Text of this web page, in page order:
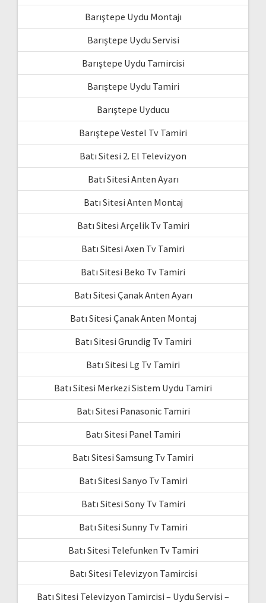
Barıştepe Uydu Montajı
Barıştepe Uydu Servisi
Barıştepe Uydu Tamircisi
Barıştepe Uydu Tamiri
Barıştepe Uyducu
Barıştepe Vestel Tv Tamiri
Batı Sitesi 2. El Televizyon
Batı Sitesi Anten Ayarı
Batı Sitesi Anten Montaj
Batı Sitesi Arçelik Tv Tamiri
Batı Sitesi Axen Tv Tamiri
Batı Sitesi Beko Tv Tamiri
Batı Sitesi Çanak Anten Ayarı
Batı Sitesi Çanak Anten Montaj
Batı Sitesi Grundig Tv Tamiri
Batı Sitesi Lg Tv Tamiri
Batı Sitesi Merkezi Sistem Uydu Tamiri
Batı Sitesi Panasonic Tamiri
Batı Sitesi Panel Tamiri
Batı Sitesi Samsung Tv Tamiri
Batı Sitesi Sanyo Tv Tamiri
Batı Sitesi Sony Tv Tamiri
Batı Sitesi Sunny Tv Tamiri
Batı Sitesi Telefunken Tv Tamiri
Batı Sitesi Televizyon Tamircisi
Batı Sitesi Televizyon Tamircisi – Uydu Servisi –